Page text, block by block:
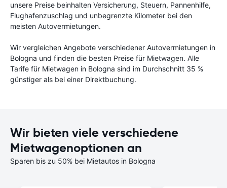
unsere Preise beinhalten Versicherung, Steuern, Pannenhilfe,
Flughafenzuschlag und unbegrenzte Kilometer bei den
meisten Autovermietungen.
Wir vergleichen Angebote verschiedener Autovermietungen in
Bologna und finden die besten Preise für Mietwagen. Alle
Tarife für Mietwagen in Bologna sind im Durchschnitt 35 %
günstiger als bei einer Direktbuchung.
Wir bieten viele verschiedene
Mietwagenoptionen an
Sparen bis zu 50% bei Mietautos in Bologna